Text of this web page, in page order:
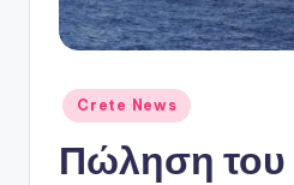
o
Αναρτήθηκε
σε
Crete News
Πώληση του